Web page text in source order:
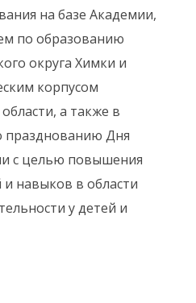
на базе Академии,
по образованию
округа Химки и
корпусом
а также в
празднованию Дня
с целью повышения
и навыков в области
у детей и